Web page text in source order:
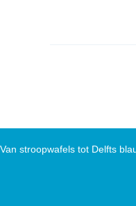
Van stroopwafels tot Delfts